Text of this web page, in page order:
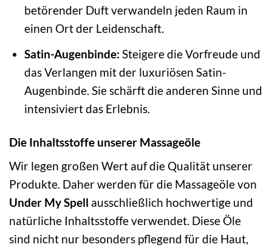
betörender Duft verwandeln jeden Raum in
einen Ort der Leidenschaft.
Satin-Augenbinde: Steigere die Vorfreude und
das Verlangen mit der luxuriösen Satin-
Augenbinde. Sie schärft die anderen Sinne und
intensiviert das Erlebnis.
Die Inhaltsstoffe unserer Massageöle
Wir legen großen Wert auf die Qualität unserer
Produkte. Daher werden für die Massageöle von
Under My Spell ausschließlich hochwertige und
natürliche Inhaltsstoffe verwendet. Diese Öle
sind nicht nur besonders pflegend für die Haut,